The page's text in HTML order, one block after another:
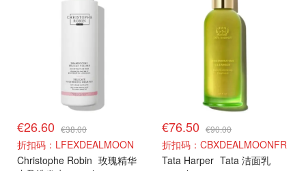
€26.60 €38.00
折扣码：LFEXDEALMOON
Christophe Robin 玫瑰精华
€76.50 €90.00
折扣码：CBXDEALMOONFR
Tata Harper Tata 洁面乳